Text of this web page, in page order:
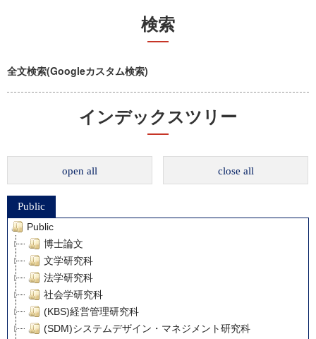
検索
全文検索(Googleカスタム検索)
インデックスツリー
open all close all
Public
Public
博士論文
文学研究科
法学研究科
社会学研究科
(KBS)経営管理研究科
(SDM)システムデザイン・マネジメント研究科